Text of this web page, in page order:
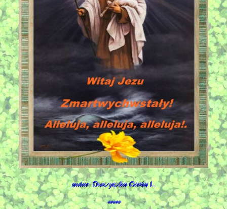
autor: Duszyczka Gosia L.
*****